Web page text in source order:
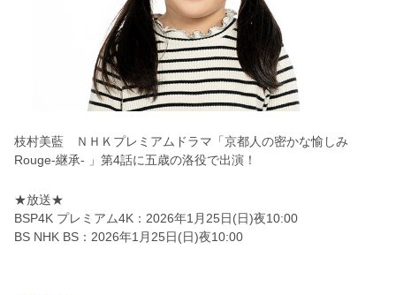
枝村美藍 ＮＨＫプレミアムドラマ「京都人の密かな愉しみ
Rouge-継承- 」第4話に五歳の洛役で出演 ！
★放送★
BSP4K プレミアム4K：2026年1月25日(日)夜10:00
BS NHK BS：2026年1月25日(日)夜10:00